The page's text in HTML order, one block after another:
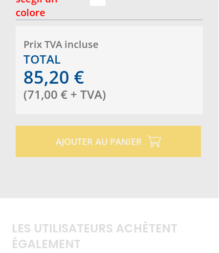
colore
Prix ​​TVA incluse
TOTAL
85,20 €
(71,00 € + TVA)
AJOUTER AU PANIER
LES UTILISATEURS ACHÈTENT
ÉGALEMENT